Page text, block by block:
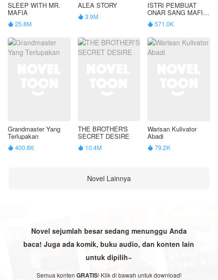
SLEEP WITH MR.
MAFIA
 25.8M
ALEA STORY
 3.9M
ISTRI PEMBUAT
ONAR SANG MAFIA
KEJAM
 571.0K
Grandmaster Yang
Terlupakan
 400.8K
THE BROTHER'S
SECRET DESIRE
 10.4M
Warisan Kulivator
Abadi
 79.2K
Novel Lainnya
Novel sejumlah besar sedang menunggu Anda
baca! Juga ada komik, buku audio, dan konten lain
untuk dipilih~
Semua konten GRATIS! Klik di bawah untuk download!